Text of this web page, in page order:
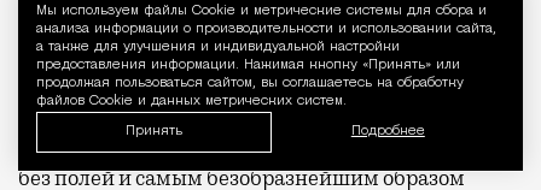
Уведомление
Мы используем файлы Сookie и метрические системы для сбора и
анализа информации о производительности и использовании сайта,
а также для улучшения и индивидуальной настройки
предоставления информации. Нажимая кнопку «Принять» или
продолжая пользоваться сайтом, вы соглашаетесь на обработку
файлов Cookie и данных метрических систем.
Принять Подробнее
Достоевского в романе «Преступление и
наказание» при описании деталей одежды
Родиона Раскольникова: «Шляпа эта была высокая,
круглая, циммермановская, но вся уже
изношенная, совсем рыжая, вся в дырах и пятнах,
без полей и самым безобразнейшим образом